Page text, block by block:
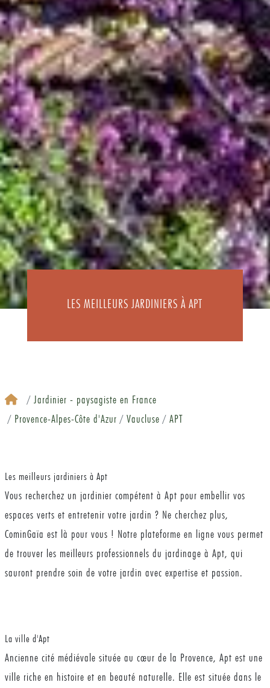
LES MEILLEURS JARDINIERS À APT
Jardinier - paysagiste en France
Provence-Alpes-Côte d'Azur
Vaucluse APT
Les meilleurs jardiniers à Apt
Vous recherchez un jardinier compétent à Apt pour embellir vos
espaces verts et entretenir votre jardin ? Ne cherchez plus,
CominGaïa est là pour vous ! Notre plateforme en ligne vous permet
de trouver les meilleurs professionnels du jardinage à Apt, qui
sauront prendre soin de votre jardin avec expertise et passion.
La ville d'Apt
Ancienne cité médiévale située au cœur de la Provence, Apt est une
ville riche en histoire et en beauté naturelle. Elle est située dans le